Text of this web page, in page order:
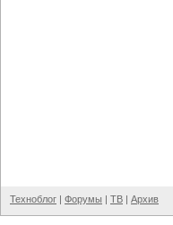
Техноблог | Форумы | ТВ | Архив